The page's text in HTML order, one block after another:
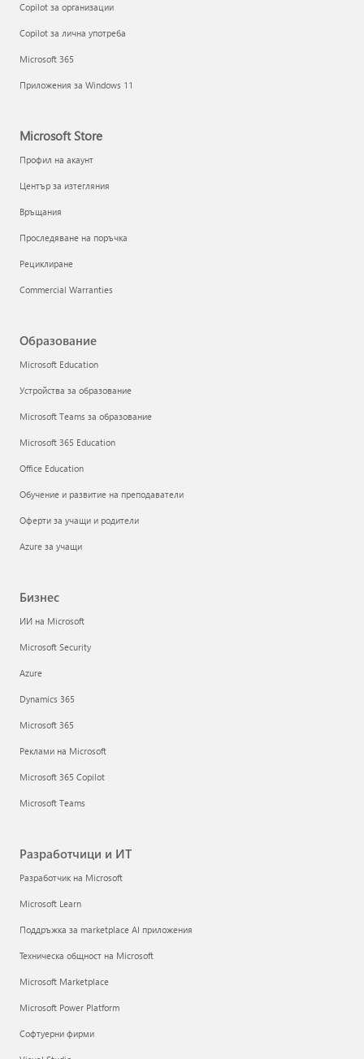
Copilot за организации
Copilot за лична употреба
Microsoft 365
Приложения за Windows 11
Microsoft Store
Профил на акаунт
Център за изтегляния
Връщания
Проследяване на поръчка
Рециклиране
Commercial Warranties
Образование
Microsoft Education
Устройства за образование
Microsoft Teams за образование
Microsoft 365 Education
Office Education
Обучение и развитие на преподаватели
Оферти за учащи и родители
Azure за учащи
Бизнес
ИИ на Microsoft
Microsoft Security
Azure
Dynamics 365
Microsoft 365
Реклами на Microsoft
Microsoft 365 Copilot
Microsoft Teams
Разработчици и ИТ
Разработчик на Microsoft
Microsoft Learn
Поддръжка за marketplace AI приложения
Техническа общност на Microsoft
Microsoft Marketplace
Microsoft Power Platform
Софтуерни фирми